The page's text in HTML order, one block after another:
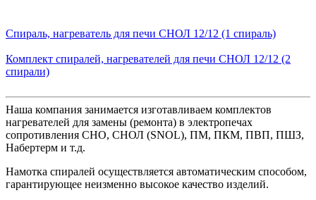
Спираль, нагреватель для печи СНОЛ 12/12 (1 спираль)
Комплект спиралей, нагревателей для печи СНОЛ 12/12 (2
спирали)
Наша компания занимается изготавливаем комплектов
нагревателей для замены (ремонта) в электропечах
сопротивления СНО, СНОЛ (SNOL), ПМ, ПКМ, ПВП, ПШЗ,
Набертерм и т.д.
Намотка спиралей осуществляется автоматическим способом,
гарантирующее неизменно высокое качество изделий.